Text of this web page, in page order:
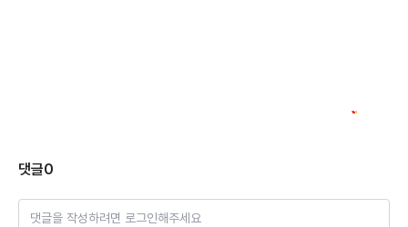
댓글0
댓글을 작성하려면 로그인해주세요